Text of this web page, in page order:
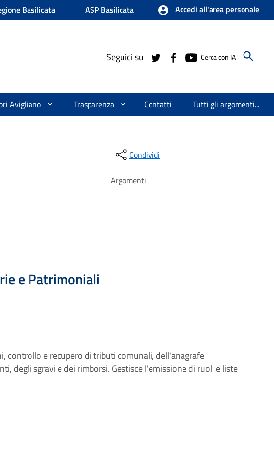
Basilicata ASP Basilicata Accedi all'area personale
Seguici su Cerca con IA
Avigliano Trasparenza Contatti Tutti gli argomenti...
Condividi
Argomenti
e Patrimoniali
controllo e recupero di tributi comunali, dell'anagrafe
degli sgravi e dei rimborsi. Gestisce l'emissione di ruoli e liste